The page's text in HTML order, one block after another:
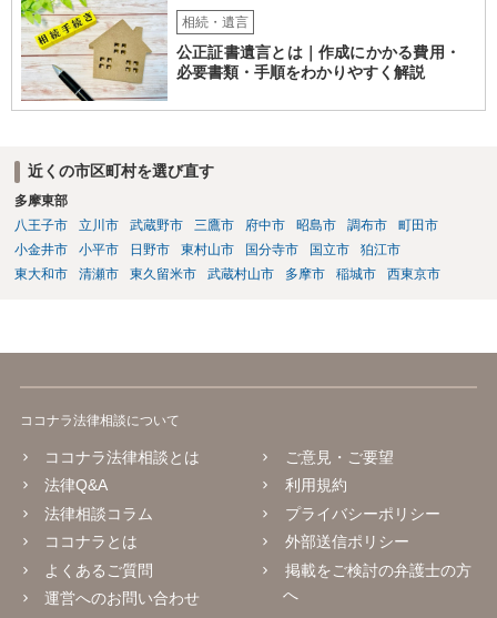
相続・遺言
公正証書遺言とは｜作成にかかる費用・
必要書類・手順をわかりやすく解説
近くの市区町村を選び直す
多摩東部
八王子市
立川市 武蔵野市 三鷹市 府中市 昭島市 調布市
町田市
小金井市
小平市 日野市 東村山市 国分寺市 国立市
狛江市
東大和市
清瀬市 東久留米市 武蔵村山市 多摩市 稲城市 西東京市
ココナラ法律相談について
ココナラ法律相談とは
法律Q&A
法律相談コラム
ココナラとは
よくあるご質問
運営へのお問い合わせ
ご意見・ご要望
利用規約
プライバシーポリシー
外部送信ポリシー
掲載をご検討の弁護士の方
へ